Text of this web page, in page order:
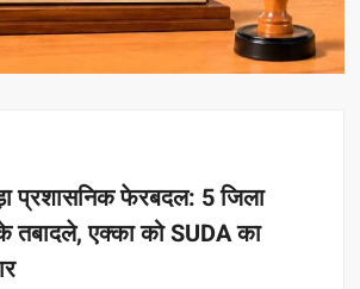
प्रशासनिक फेरबदल: 5 जिला
तबादले, एक्का को SUDA का